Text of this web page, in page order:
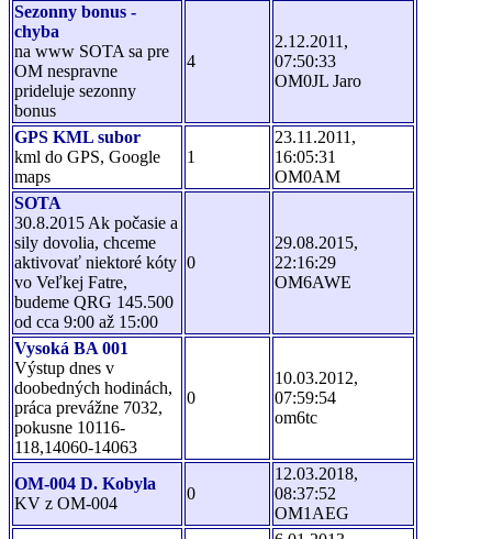
Sezonny bonus -
chyba
na www SOTA sa pre
OM nespravne
prideluje sezonny
bonus
4
2.12.2011,
07:50:33
OM0JL Jaro
GPS KML subor
kml do GPS, Google
maps
1
23.11.2011,
16:05:31
OM0AM
SOTA
30.8.2015 Ak počasie a
sily dovolia, chceme
aktivovať niektoré kóty
vo Veľkej Fatre,
budeme QRG 145.500
od cca 9:00 až 15:00
0
29.08.2015,
22:16:29
OM6AWE
Vysoká BA 001
Výstup dnes v
doobedných hodinách,
práca prevážne 7032,
pokusne 10116-
118,14060-14063
0
10.03.2012,
07:59:54
om6tc
OM-004 D. Kobyla
KV z OM-004
0
12.03.2018,
08:37:52
OM1AEG